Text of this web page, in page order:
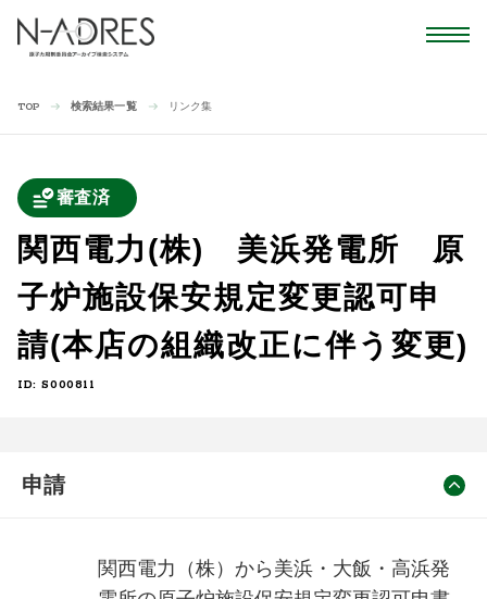
TOP 検索結果一覧 リンク集
審査済
関西電力(株) 美浜発電所 原
子炉施設保安規定変更認可申
請(本店の組織改正に伴う変更)
ID: S000811
申請
関西電力（株）から美浜・大飯・高浜発